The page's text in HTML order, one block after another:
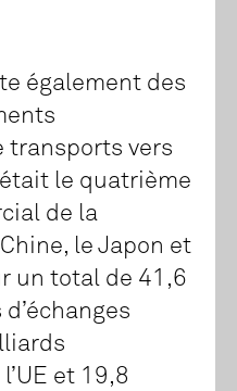
également des
transports vers
était le quatrième
de la
le Japon et
un total de 41,6
et 19,8